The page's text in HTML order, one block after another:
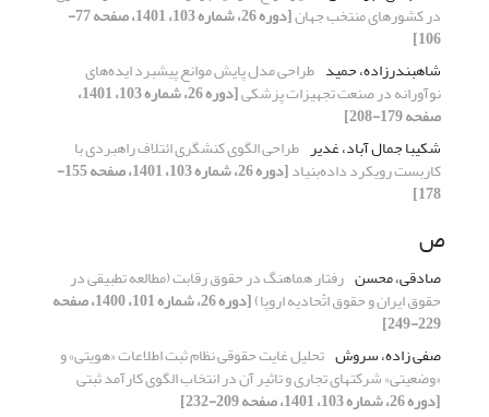
در کشورهای منتخب جهان [دوره 26، شماره 103، 1401، صفحه 77-
106]
شاهبندرزاده، حمید طراحی مدل پایش موانع پیشبرد ایده‌های
نوآورانه در صنعت تجهیزات پزشکی [دوره 26، شماره 103، 1401،
صفحه 179-208]
شکیبا جمال آباد، غدیر طراحی الگوی کنشگری ائتلاف راهبردی با
کاربست رویکرد داده‌بنیاد [دوره 26، شماره 103، 1401، صفحه 155-
178]
ص
صادقی، محسن رفتار هماهنگ در حقوق رقابت (مطالعه تطبیقی در
حقوق ایران و حقوق اتّحادیه اروپا) [دوره 26، شماره 101، 1400، صفحه
229-249]
صفی زاده، سروش تحلیل غایت حقوقی نظام ثبت اطلاعات «هویتی» و
«وضعیتی» شرکتهای تجاری و تاثیر آن در انتخاب الگوی کارآمد ثبتی
[دوره 26، شماره 103، 1401، صفحه 209-232]